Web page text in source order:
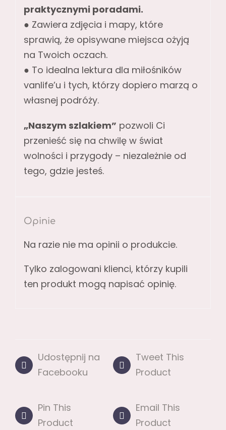
praktycznymi poradami.
● Zawiera zdjęcia i mapy, które
sprawią, że opisywane miejsca ożyją
na Twoich oczach.
● To idealna lektura dla miłośników
vanlife’u i tych, którzy dopiero marzą o
własnej podróży.
„Naszym szlakiem” pozwoli Ci
przenieść się na chwilę w świat
wolności i przygody – niezależnie od
tego, gdzie jesteś.
Opinie
Na razie nie ma opinii o produkcie.
Tylko zalogowani klienci, którzy kupili
ten produkt mogą napisać opinię.
Udostępnij na
Facebooku
Tweet This
Product
Pin This
Product
Email This
Product